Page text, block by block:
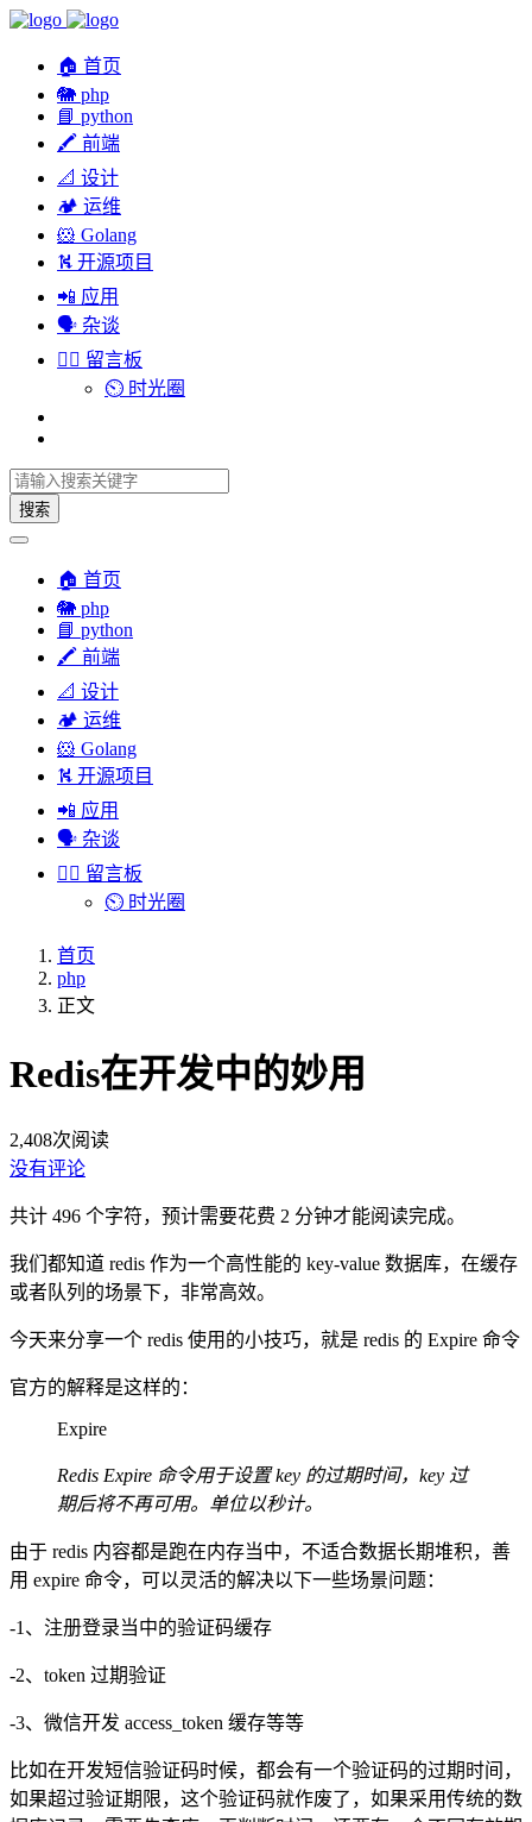
🏠 首页
🐘 php
📘 python
🖍 前端
📐 设计
🏕︎ 运维
🐹 Golang
⛕ 开源项目
📲 应用
🗣︎ 杂谈
✍🏻 留言板
⏲️ 时光圈
搜索
🏠 首页
🐘 php
📘 python
🖍 前端
📐 设计
🏕︎ 运维
🐹 Golang
⛕ 开源项目
📲 应用
🗣︎ 杂谈
✍🏻 留言板
⏲️ 时光圈
首页
php
正文
Redis在开发中的妙用
2,408次阅读
没有评论
共计 496 个字符，预计需要花费 2 分钟才能阅读完成。
我们都知道 redis 作为一个高性能的 key-value 数据库，在缓存
或者队列的场景下，非常高效。
今天来分享一个 redis 使用的小技巧，就是 redis 的 Expire 命令
官方的解释是这样的：
Expire
Redis Expire 命令用于设置 key 的过期时间，key 过
期后将不再可用。单位以秒计。
由于 redis 内容都是跑在内存当中，不适合数据长期堆积，善
用 expire 命令，可以灵活的解决以下一些场景问题：
-1、注册登录当中的验证码缓存
-2、token 过期验证
-3、微信开发 access_token 缓存等等
比如在开发短信验证码时候，都会有一个验证码的过期时间，
如果超过验证期限，这个验证码就作废了，如果采用传统的数